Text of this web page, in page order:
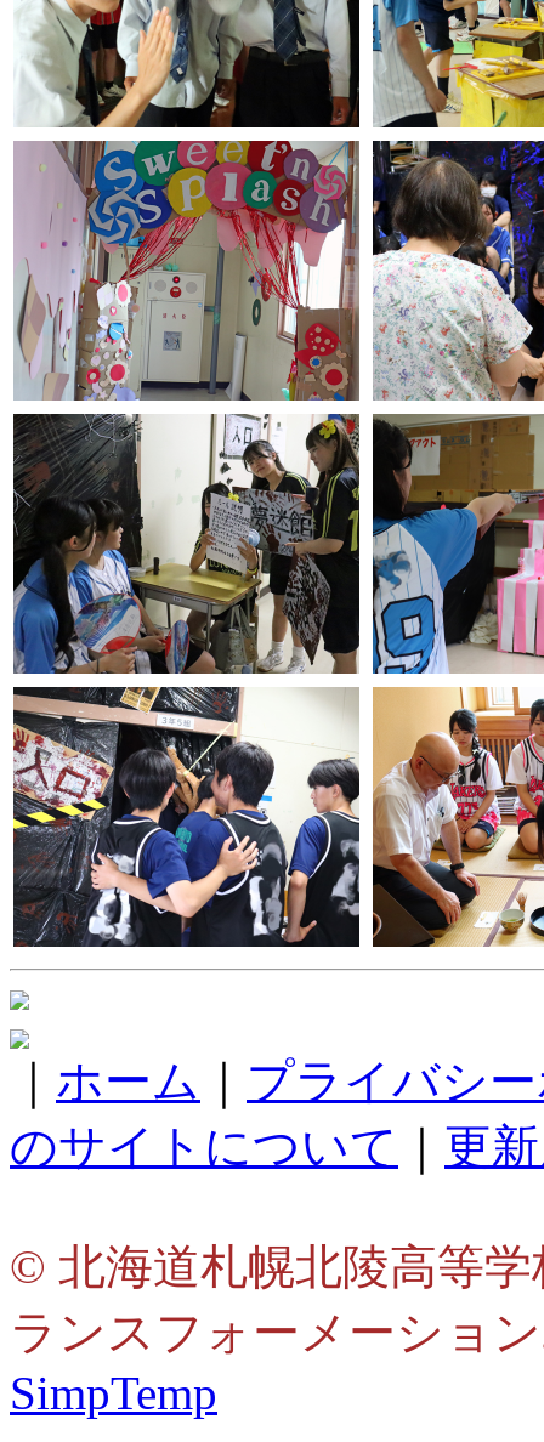
ホーム
プライバシ
のサイトについて
更
© 北海道札幌北陵高等
ランスフォーメーショ
SimpTemp